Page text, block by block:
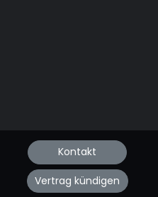
Kontakt
Vertrag kündigen